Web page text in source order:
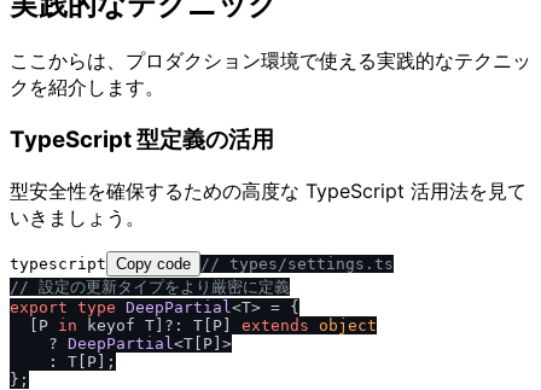
ここからは、プロダクション環境で使える実践的なテクニッ
クを紹介します。
TypeScript 型定義の活用
型安全性を確保するための高度な TypeScript 活用法を見て
いきましょう。
typescript Copy code / / types /settings.ts
/ / 設定の更新タイプをより厳密に定義
export type DeepPartial <T> = {
  [P
in keyof T]?: T[P] extends
object
    ?
DeepPartial <T[P]>
    : T[P];
};